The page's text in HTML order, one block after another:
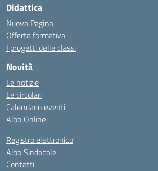
Didattica
Nuova Pagina
Offerta formativa
I progetti delle classi
Novità
Le notizie
Le circolari
Calendario eventi
Albo Online
Registro elettronico
Albo Sindacale
Contatti